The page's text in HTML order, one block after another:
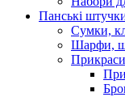
Панські
Сумки,
Шарфи,